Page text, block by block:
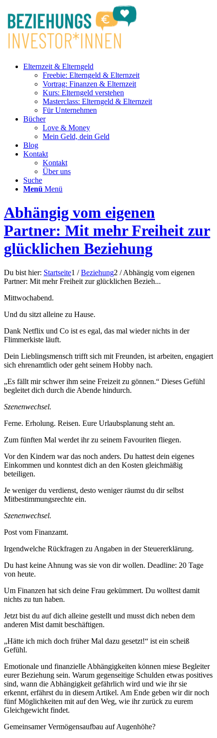
Elternzeit & Elterngeld
Freebie: Elterngeld & Elternzeit
Vortrag: Finanzen & Elternzeit
Kurs: Elterngeld verstehen
Masterclass: Elterngeld & Elternzeit
Für Unternehmen
Bücher
Love & Money
Mein Geld, dein Geld
Blog
Kontakt
Kontakt
Über uns
Suche
Menü Menü
Abhängig vom eigenen
Partner: Mit mehr Freiheit zur
glücklichen Beziehung
Du bist hier: Startseite1 / Beziehung2 / Abhängig vom eigenen
Partner: Mit mehr Freiheit zur glücklichen Bezieh...
Mittwochabend.
Und du sitzt alleine zu Hause.
Dank Netflix und Co ist es egal, das mal wieder nichts in der
Flimmerkiste läuft.
Dein Lieblingsmensch trifft sich mit Freunden, ist arbeiten, engagiert
sich ehrenamtlich oder geht seinem Hobby nach.
„Es fällt mir schwer ihm seine Freizeit zu gönnen.“ Dieses Gefühl
begleitet dich durch die Abende hindurch.
Szenenwechsel.
Ferne. Erholung. Reisen. Eure Urlaubsplanung steht an.
Zum fünften Mal werdet ihr zu seinem Favouriten fliegen.
Vor den Kindern war das noch anders. Du hattest dein eigenes
Einkommen und konntest dich an den Kosten gleichmäßig
beteiligen.
Je weniger du verdienst, desto weniger räumst du dir selbst
Mitbestimmungsrechte ein.
Szenenwechsel.
Post vom Finanzamt.
Irgendwelche Rückfragen zu Angaben in der Steuererklärung.
Du hast keine Ahnung was sie von dir wollen. Deadline: 20 Tage
von heute.
Um Finanzen hat sich deine Frau gekümmert. Du wolltest damit
nichts zu tun haben.
Jetzt bist du auf dich alleine gestellt und musst dich neben dem
anderen Mist damit beschäftigen.
„Hätte ich mich doch früher Mal dazu gesetzt!“ ist ein scheiß
Gefühl.
Emotionale und finanzielle Abhängigkeiten können miese Begleiter
eurer Beziehung sein. Warum gegenseitige Schulden etwas positives
sind, wann die Abhängigkeit gefährlich wird und wie ihr sie
erkennt, erfährst du in diesem Artikel. Am Ende geben wir dir noch
fünf Möglichkeiten mit auf den Weg, wie ihr zurück zu eurem
Gleichgewicht findet.
Gemeinsamer Vermögensaufbau auf Augenhöhe?